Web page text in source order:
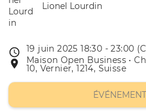
Lionel Lourdin
Date
de
l'évênement
19 juin 2025 18:30 - 23:00
Lieu
de
Maison Open Business •
10, Vernier, 1214, Suisse